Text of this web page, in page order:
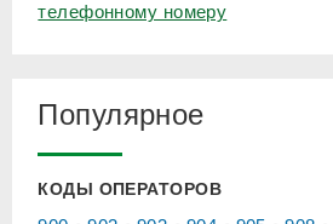
телефонному номеру
Популярное
КОДЫ ОПЕРАТОРОВ